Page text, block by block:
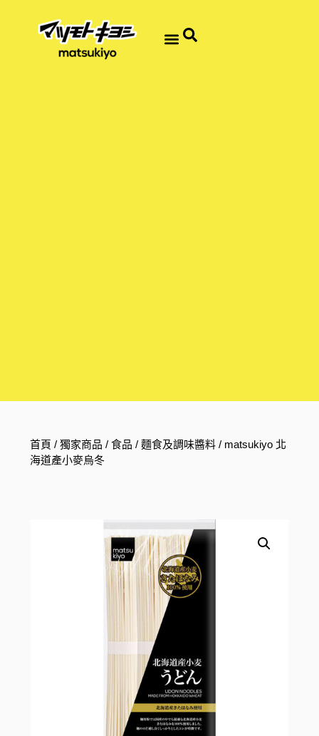
首頁 /獨家商品 /食品 /麵食及調味醬料 / matsukiyo 北
海道產小麥烏冬